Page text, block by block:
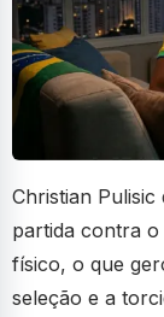
Christian
partida contra
físico, o que
seleção e a